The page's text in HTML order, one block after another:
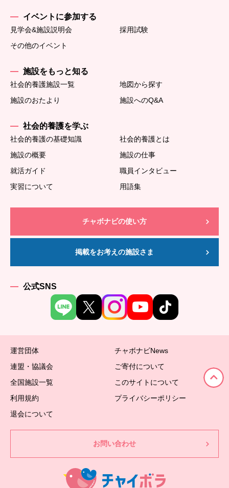
イベントに参加する
見学会&施設説明会
採用試験
その他のイベント
施設をもっと知る
社会的養護施設一覧
地図から探す
施設のおたより
施設へのQ&A
社会的養護を学ぶ
社会的養護の基礎知識
社会的養護とは
施設の概要
施設の仕事
就活ガイド
職員インタビュー
実習について
用語集
チャボナビの使い方
掲載をお考えの施設さま
公式SNS
運営団体
チャボナビNews
連盟・協議会
ご寄付について
全国施設一覧
このサイトについて
利用規約
プライバシーポリシー
退会について
お問い合わせ